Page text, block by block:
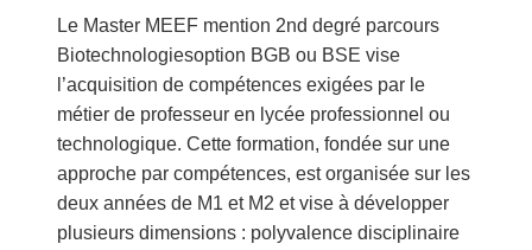
Le Master MEEF mention 2nd degré parcours
Biotechnologiesoption BGB ou BSE vise
l’acquisition de compétences exigées par le
métier de professeur en lycée professionnel ou
technologique. Cette formation, fondée sur une
approche par compétences, est organisée sur les
deux années de M1 et M2 et vise à développer
plusieurs dimensions : polyvalence disciplinaire